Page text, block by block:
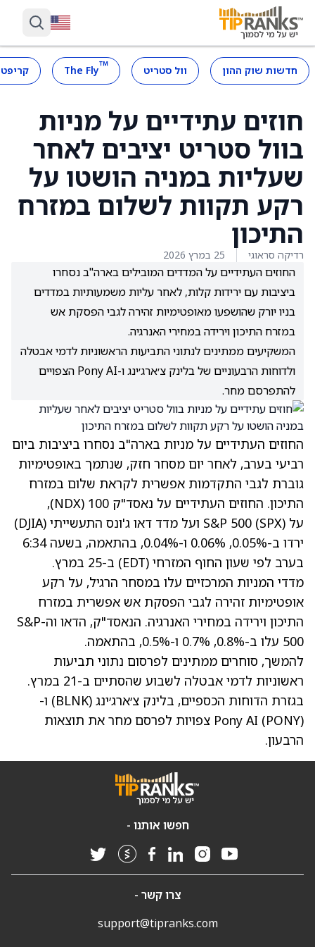
חדשות שוק ההון וול סטריט ™
The Fly
חוזים עתידיים על מניות
בוול סטריט יציבים לאחר
שעליות במניה הושטו על
רקע תקוות לשלום במזרח
התיכון
רדיקה סראוגי 25 במרץ 2026
החוזים העתידיים על המדדים המובילים בארה"ב נסחרו
ביציבות עם ירידות קלות, לאחר עליות משמעותיות במדדים
בניו יורק שהושפעו מאופטימיות זהירה לגבי הפסקת אש
במזרח התיכון וירידה במחירי האנרגיה.
המשקיעים ממתינים לנתוני התביעות הראשוניות לדמי אבטלה
ולדוחות הרבעוניים של בלינק צ׳ארג׳ינג ו-Pony AI הצפויים
להתפרסם מחר.
החוזים העתידיים על מניות בארה"ב נסחרו ביציבות ביום
רביעי בערב, לאחר יום מסחר חזק, שנתמך באופטימיות
גוברת לגבי התקדמות אפשרית לקראת שלום במזרח
התיכון. החוזים העתידיים על נאסד"ק 100 (NDX),
על S&P 500 (SPX) ועל מדד דאו ג'ונס התעשייתי (DJIA)
ירדו ב-0.05%, 0.06% ו-0.04%, בהתאמה, בשעה 6:34
בערב לפי שעון החוף המזרחי (EDT) ב-25 במרץ.
מדדי המניות המרכזיים עלו במסחר הרגיל, על רקע
אופטימיות זהירה לגבי הפסקת אש אפשרית במזרח
התיכון וירידה במחירי האנרגיה. הנאסד"ק, הדאו וה-S&P
500 עלו ב-0.8%, 0.7% ו-0.5%, בהתאמה.
להמשך, סוחרים ממתינים לפרסום נתוני תביעות
ראשוניות לדמי אבטלה לשבוע שהסתיים ב-21 במרץ.
בגזרת הדוחות הכספיים, בלינק צ׳ארג׳ינג (BLNK)
ו-
Pony AI (PONY)
צפויות לפרסם מחר את תוצאות
הרבעון.
חפשו אותנו -
צרו קשר -
support@tipranks.com